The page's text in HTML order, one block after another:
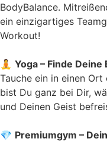
BodyBalance.
ein einzigartiges
Workout!
🧘 Yoga – Finde Deine
Tauche ein in einen
bist Du ganz bei Dir,
und Deinen Geist
💎 Premiumgym –